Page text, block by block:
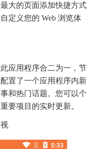
大的页面添加快捷方式
定义您的 Web 浏览体
应用程序合二为一，节
置了一个应用程序内新
和热门话题。您可以个
要项目的实时更新。